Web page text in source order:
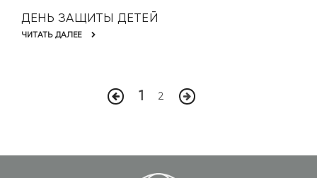
ДЕНЬ ЗАЩИТЫ ДЕТЕЙ
ЧИТАТЬ ДАЛЕЕ
1 2